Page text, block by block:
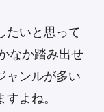
たいと思って
なか踏み出せ
ャンルが多い
よね。